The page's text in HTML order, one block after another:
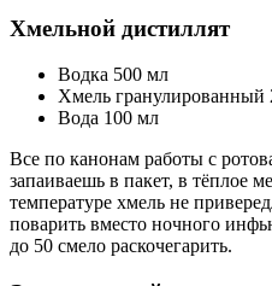
Хмельной дистиллят
Водка 500 мл
Хмель гранулированный
Вода 100 мл
Все по канонам работы с
запаиваешь в пакет, в тёплое
температуре хмель не
поварить вместо ночного
до 50 смело раскочегарить.